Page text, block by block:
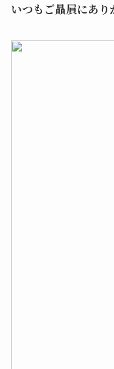
いつもご贔屓にあり